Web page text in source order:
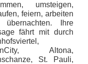
umsteigen,
feiern, arbeiten
übernachten. Ihre
fährt mit durch
Altona,
St. Pauli,